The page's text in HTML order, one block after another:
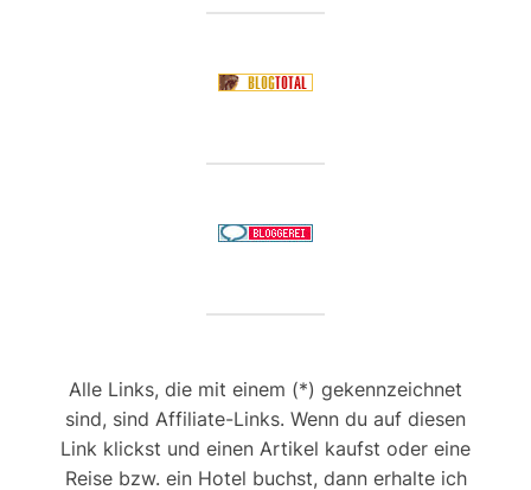
Alle Links, die mit einem (*) gekennzeichnet
sind, sind Affiliate-Links. Wenn du auf diesen
Link klickst und einen Artikel kaufst oder eine
Reise bzw. ein Hotel buchst, dann erhalte ich